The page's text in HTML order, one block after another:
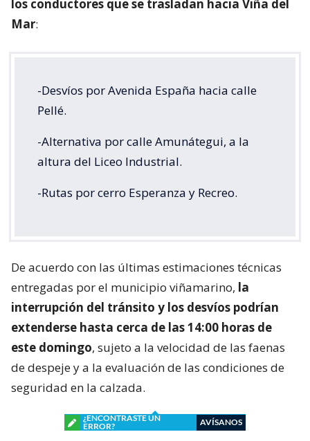
los conductores que se trasladan hacia Viña del
Mar:
-Desvíos por Avenida España hacia calle
Pellé.
-Alternativa por calle Amunátegui, a la
altura del Liceo Industrial.
-Rutas por cerro Esperanza y Recreo.
De acuerdo con las últimas estimaciones técnicas
entregadas por el municipio viñamarino, la
interrupción del tránsito y los desvíos podrían
extenderse hasta cerca de las 14:00 horas de
este domingo, sujeto a la velocidad de las faenas
de despeje y a la evaluación de las condiciones de
seguridad en la calzada.
¿ENCONTRASTE UN
ERROR?
AVÍSANOS